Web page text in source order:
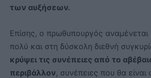
των αυξήσεων.
Επίσης, ο πρωθυπουργός αναμένεται
πολύ και στη δύσκολη διεθνή
κρύψει τις συνέπειες από το
περιβάλλον, συνέπειες που θα είναι